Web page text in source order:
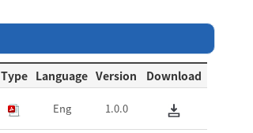
Type Language Version Download
Eng 1.0.0